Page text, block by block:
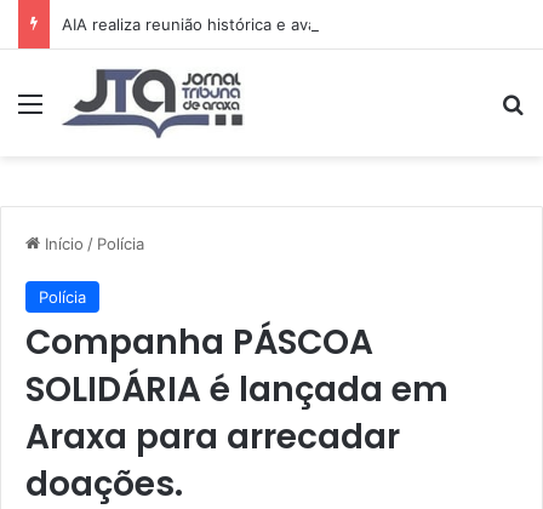
Menu
Início / Polícia
Polícia
Companha PÁSCOA
SOLIDÁRIA é lançada em
Araxa para arrecadar
doações.